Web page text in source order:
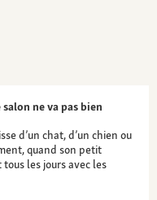
ne va pas bien
d’un chat, d’un chien ou
quand son petit
les jours avec les